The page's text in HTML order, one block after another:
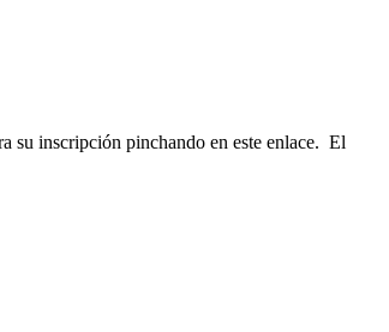
su inscripción pinchando en este enlace. El